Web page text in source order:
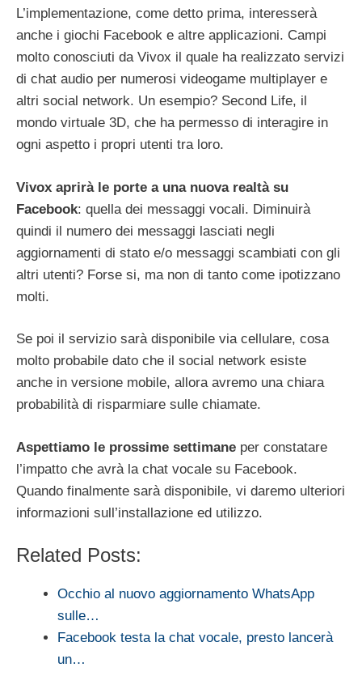
L’implementazione, come detto prima, interesserà
anche i giochi Facebook e altre applicazioni. Campi
molto conosciuti da Vivox il quale ha realizzato servizi
di chat audio per numerosi videogame multiplayer e
altri social network. Un esempio? Second Life, il
mondo virtuale 3D, che ha permesso di interagire in
ogni aspetto i propri utenti tra loro.
Vivox aprirà le porte a una nuova realtà su
Facebook: quella dei messaggi vocali. Diminuirà
quindi il numero dei messaggi lasciati negli
aggiornamenti di stato e/o messaggi scambiati con gli
altri utenti? Forse si, ma non di tanto come ipotizzano
molti.
Se poi il servizio sarà disponibile via cellulare, cosa
molto probabile dato che il social network esiste
anche in versione mobile, allora avremo una chiara
probabilità di risparmiare sulle chiamate.
Aspettiamo le prossime settimane per constatare
l’impatto che avrà la chat vocale su Facebook.
Quando finalmente sarà disponibile, vi daremo ulteriori
informazioni sull’installazione ed utilizzo.
Related Posts:
Occhio al nuovo aggiornamento WhatsApp
sulle…
Facebook testa la chat vocale, presto lancerà
un…